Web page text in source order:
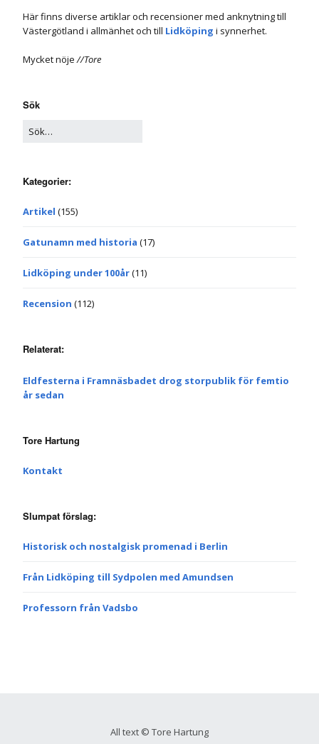
Här finns diverse artiklar och recensioner med anknytning till
Västergötland i allmänhet och till Lidköping i synnerhet.
Mycket nöje //Tore
Sök
Kategorier:
Artikel (155)
Gatunamn med historia (17)
Lidköping under 100år(11)
Recension (112)
Relaterat:
Eldfesterna i Framnäsbadet drog storpublik för femtio
år sedan
Tore Hartung
Kontakt
Slumpat förslag:
Historisk och nostalgisk promenad i Berlin
Från Lidköping till Sydpolen med Amundsen
Professorn från Vadsbo
All text © Tore Hartung